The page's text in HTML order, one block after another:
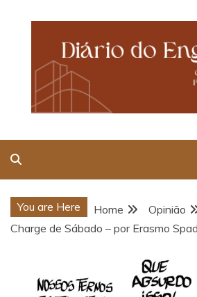
Opinião,
You are Here Home
Opinião
Charge de Sábado – por Erasmo